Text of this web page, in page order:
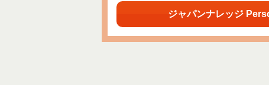
ジャパンナレッジ